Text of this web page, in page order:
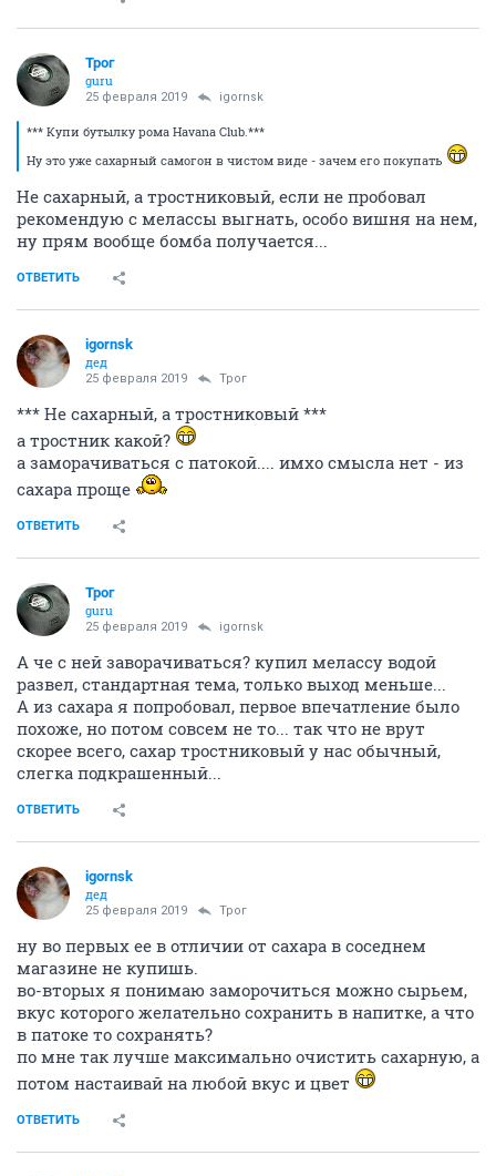
Трог
guru
25 февраля 2019 igornsk
*** Купи бутылку рома Havana Club.***
Ну это уже сахарный самогон в чистом виде - зачем его покупать
Не сахарный, а тростниковый, если не пробовал
рекомендую с мелассы выгнать, особо вишня на нем,
ну прям вообще бомба получается...
ОТВЕТИТЬ
igornsk
дед
25 февраля 2019 Трог
*** Не сахарный, а тростниковый ***
а тростник какой?
а заморачиваться с патокой.... имхо смысла нет - из
сахара проще
ОТВЕТИТЬ
Трог
guru
25 февраля 2019 igornsk
А че с ней заворачиваться? купил мелассу водой
развел, стандартная тема, только выход меньше...
А из сахара я попробовал, первое впечатление было
похоже, но потом совсем не то... так что не врут
скорее всего, сахар тростниковый у нас обычный,
слегка подкрашенный...
ОТВЕТИТЬ
igornsk
дед
25 февраля 2019 Трог
ну во первых ее в отличии от сахара в соседнем
магазине не купишь.
во-вторых я понимаю заморочиться можно сырьем,
вкус которого желательно сохранить в напитке, а что
в патоке то сохранять?
по мне так лучше максимально очистить сахарную, а
потом настаивай на любой вкус и цвет
ОТВЕТИТЬ